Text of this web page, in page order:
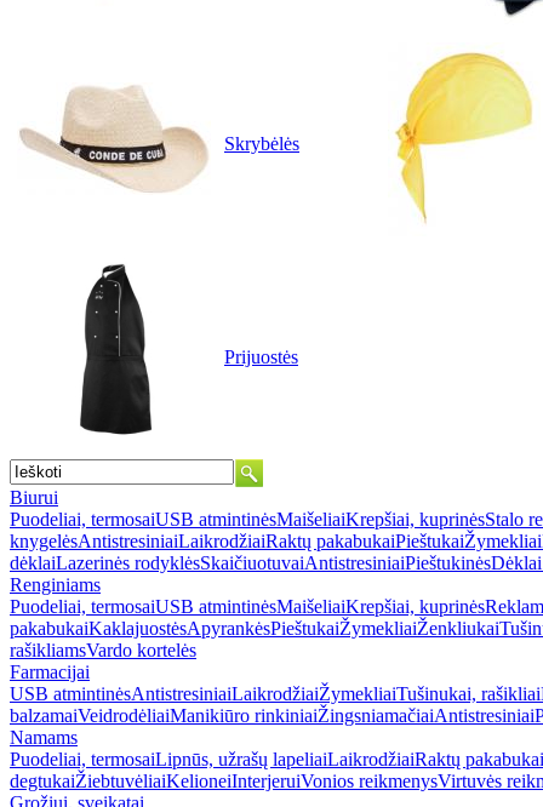
Skrybėlės
Prijuostės
Biurui
Puodeliai, termosaiUSB atmintinėsMaišeliaiKrepšiai, kuprinėsStalo
knygelėsAntistresiniaiLaikrodžiaiRaktų pakabukaiPieštukaiŽymekliai
dėklaiLazerinės rodyklėsSkaičiuotuvaiAntistresiniaiPieštukinės
Renginiams
Puodeliai, termosaiUSB atmintinėsMaišeliaiKrepšiai, kuprinės
pakabukaiKaklajuostėsApyrankėsPieštukaiŽymekliaiŽenkliukai
rašikliamsVardo kortelės
Farmacijai
USB atmintinėsAntistresiniaiLaikrodžiaiŽymekliaiTušinukai, rašikliai
balzamaiVeidrodėliaiManikiūro rinkiniaiŽingsniamačiaiAntistresiniai
Namams
Puodeliai, termosaiLipnūs, užrašų lapeliaiLaikrodžiaiRaktų pakabukai
degtukaiŽiebtuvėliaiKelioneiInterjeruiVonios reikmenysVirtuvės
Grožiui, sveikatai